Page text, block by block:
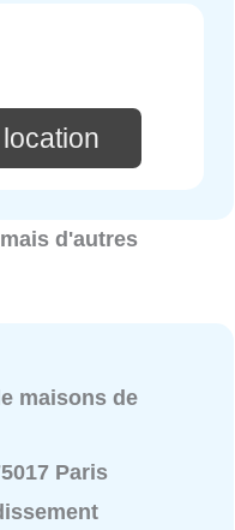
d'autres
maisons de
Paris